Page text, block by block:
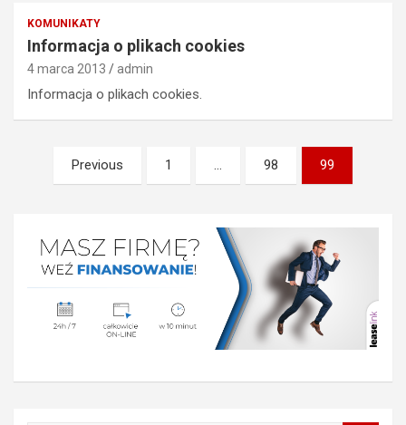
KOMUNIKATY
Informacja o plikach cookies
4 marca 2013 admin
Informacja o plikach cookies.
Nawigacja
Previous 1 … 98 99